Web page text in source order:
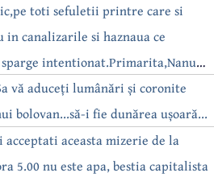
toti sefuletii printre care si
in canalizarile si haznaua ce
intentionat.Primarita,Nanu
as intreba o si pe Izabel Mitrea
vă aduceți lumânări și coronite
bolovan...să-i fie dunărea ușoară...
acceptati aceasta mizerie de la
5.00 nu este apa, bestia capitalista